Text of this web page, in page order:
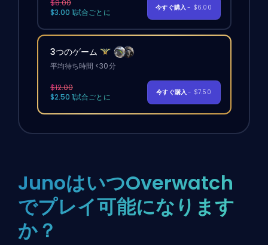
$8.00
$3.00 1試合ごとに
今すぐ購入- $6.00
3つのゲーム
平均待ち時間 <30分
$12.00
$2.50 1試合ごとに
今すぐ購入- $7.50
JunoはいつOverwatch
でプレイ可能になります
か？